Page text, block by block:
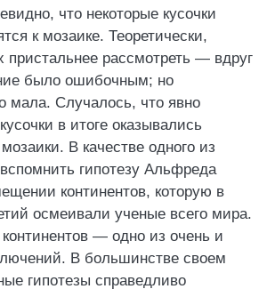
что некоторые кусочки
к мозаике. Теоретически,
пристальнее рассмотреть — вдруг
было ошибочным; но
мала. Случалось, что явно
в итоге оказывались
В качестве одного из
гипотезу Альфреда
континентов, которую в
осмеивали ученые всего мира.
— одно из очень и
В большинстве своем
гипотезы справедливо